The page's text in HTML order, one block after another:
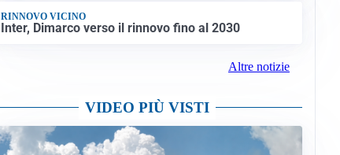
RINNOVO VICINO
Inter, Dimarco verso il rinnovo fino al 2030
Altre notizie
VIDEO PIÙ VISTI